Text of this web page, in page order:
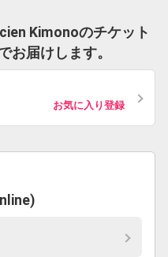
Kimonoのチケット
お届けします。
お気に入り登録